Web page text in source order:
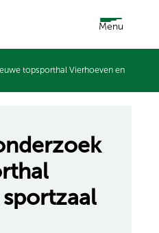
Menu
topsporthal Vierhoeven en